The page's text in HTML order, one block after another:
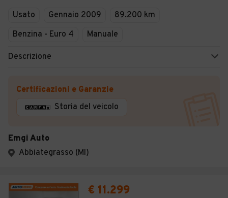
Usato Gennaio 2009
89.200 km
Benzina - Euro 4
Manuale
Descrizione
Certificazioni e Garanzie
Storia del veicolo
Emgi Auto
Abbiategrasso (MI)
€ 11.299